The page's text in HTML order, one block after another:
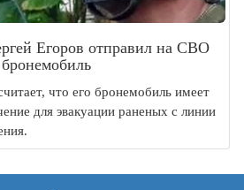
Егоров отправил на СВО
бронемобиль
что его бронемобиль имеет
для эвакуации раненых с линии